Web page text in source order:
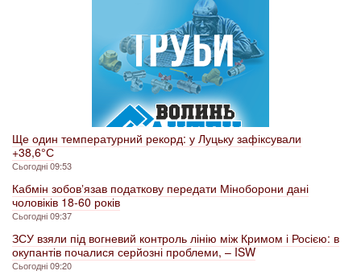
Ще один температурний рекорд: у Луцьку зафіксували
+38,6° С
Сьогодні 09:53
Кабмін зобовʼязав податкову передати Міноборони дані
чоловіків 18-60 років
Сьогодні 09:37
ЗСУ взяли під вогневий контроль лінію між Кримом і Росією: в
окупантів почалися серйозні проблеми, – ISW
Сьогодні 09:20